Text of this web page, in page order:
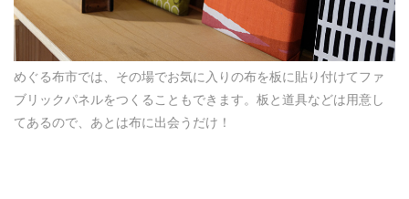
めぐる布市では、その場でお気に入りの布を板に貼り付けてファ
ブリックパネルをつくることもできます。板と道具などは用意し
てあるので、あとは布に出会うだけ！